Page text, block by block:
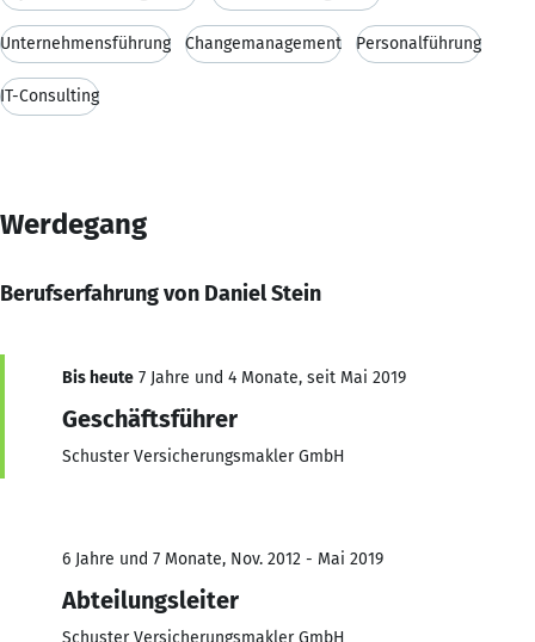
Unternehmensführung Changemanagement Personalführung
IT-Consulting
Werdegang
Berufserfahrung von Daniel Stein
Bis heute 7 Jahre und 4 Monate, seit Mai 2019
Geschäftsführer
Schuster Versicherungsmakler GmbH
6 Jahre und 7 Monate, Nov. 2012 - Mai 2019
Abteilungsleiter
Schuster Versicherungsmakler GmbH